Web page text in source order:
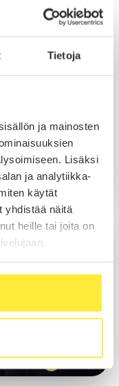
Tietoja
ja mainosten
Lisäksi
ja analytiikka-
käytät
yhdistää näitä
heille tai joita on